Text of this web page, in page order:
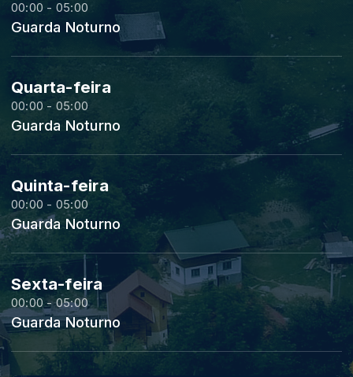
00:00 - 05:00
Guarda Noturno
Quarta-feira
00:00 - 05:00
Guarda Noturno
Quinta-feira
00:00 - 05:00
Guarda Noturno
Sexta-feira
00:00 - 05:00
Guarda Noturno